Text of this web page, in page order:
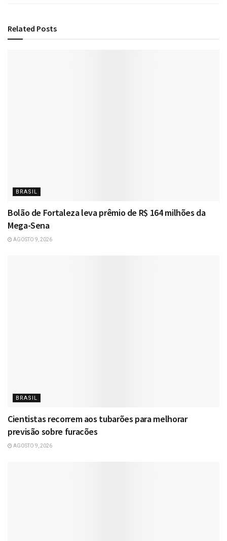
Related Posts
BRASIL
Bolão de Fortaleza leva prêmio de R$ 164 milhões da
Mega-Sena
AGOSTO 9, 2026
BRASIL
Cientistas recorrem aos tubarões para melhorar
previsão sobre furacões
AGOSTO 9, 2026